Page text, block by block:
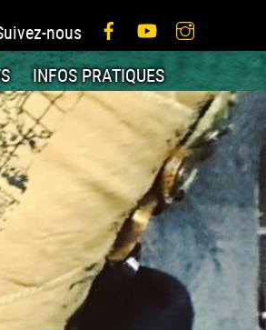
nous FacebookYouTube
INFOS PRATIQUES